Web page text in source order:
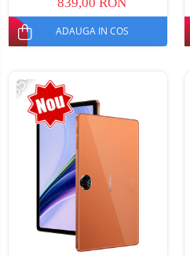
ADAUGA IN COS
-35%